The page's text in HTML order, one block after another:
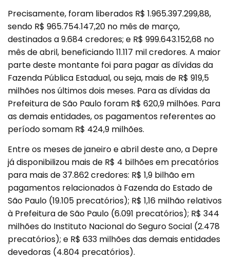
Precisamente, foram liberados R$ 1.965.397.299,88,
sendo R$ 965.754.147,20 no mês de março,
destinados a 9.684 credores; e R$ 999.643.152,68 no
mês de abril, beneficiando 11.117 mil credores. A maior
parte deste montante foi para pagar as dívidas da
Fazenda Pública Estadual, ou seja, mais de R$ 919,5
milhões nos últimos dois meses. Para as dívidas da
Prefeitura de São Paulo foram R$ 620,9 milhões. Para
as demais entidades, os pagamentos referentes ao
período somam R$ 424,9 milhões.
Entre os meses de janeiro e abril deste ano, a Depre
já disponibilizou mais de R$ 4 bilhões em precatórios
para mais de 37.862 credores: R$ 1,9 bilhão em
pagamentos relacionados à Fazenda do Estado de
São Paulo (19.105 precatórios); R$ 1,16 milhão relativos
à Prefeitura de São Paulo (6.091 precatórios); R$ 344
milhões do Instituto Nacional do Seguro Social (2.478
precatórios); e R$ 633 milhões das demais entidades
devedoras (4.804 precatórios).